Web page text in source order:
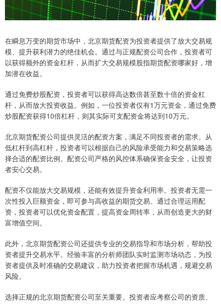
在瞬息万变的期货市场中，北京期货配资为投资者提供了放大交易规
模、提升获利潜力的绝佳机会。通过与正规配资公司合作，投资者可
以获得额外的资金杠杆，从而扩大交易规模股指期货配资哪家好，增
加潜在收益。
通过免费炒股配资，投资者可以获得高达数倍甚至数十倍的资金杠
杆，从而放大投资收益。例如，一位投资者仅有1万元资金，通过免费
炒股配资获得10倍杠杆，则其实际可支配资金将达到10万元。
北京期货配资公司提供灵活的配资方案，满足不同投资者的需求。从
低杠杆到高杠杆，投资者可以根据自己的风险承受能力和交易策略选
择合适的配资比例。配资公司严格的风控体系确保资金安全，让投资
者安心交易。
配资不仅能放大交易规模，还能有效提升资金利用率。投资者无需一
次性投入巨额资金，即可参与高收益的期货交易。通过合理运用配
资，投资者可以优化资金配置，提高资金周转率，从而创造更大的财
富增值空间。
此外，北京期货配资公司还提供专业的交易指导和市场分析，帮助投
资者提升交易水平。经验丰富的分析师团队实时监测市场动态，为投
资者提供及时准确的交易建议，助力投资者把握市场机遇，规避交易
风险。
选择正规的北京期货配资公司至关重要。投资者应考察公司的资质、